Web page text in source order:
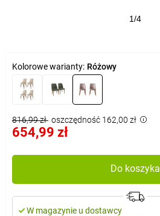
1/4
Kolorowe warianty: Różowy
816,99 zł oszczędność 162,00 zł
654,99 zł
Do koszyka
W magazynie u dostawcy